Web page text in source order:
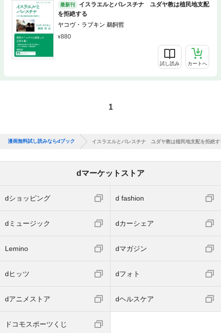
最新刊
イスラエルとパレスチナ ユダヤ教は植民地支配
を拒絶する
ヤコヴ・ラブキン 鵜飼哲
880
試し読み カートへ
1
漫画無料試し読みならdブック イスラエルとパレスチナ ユダヤ教は植民地支配を拒絶す
dマーケットストア
dショッピング d fashion
dミュージック dカーシェア
Lemino dマガジン
dヒッツ dフォト
dアニメストア dヘルスケア
ドコモスポーツくじ